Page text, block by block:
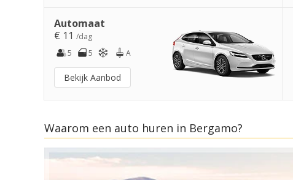
Automaat
€ 11 /dag
5
5 A
Bekijk Aanbod
Waarom een auto huren in Bergamo?